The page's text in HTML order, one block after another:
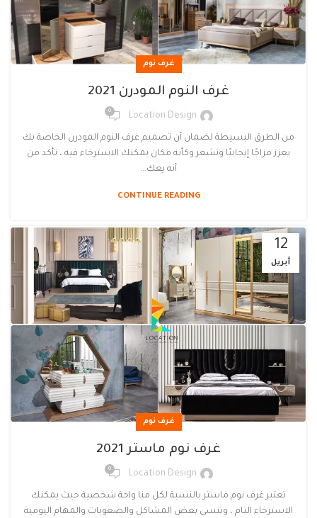
غرف نوم
غرف النوم المودرن 2021
Location Design
0
من الطرق البسيطة لضمان أن تصميم غرف النوم المودرن الخاصة بك
يعزز مزاجًا إيجابيًا وتشعر وكأنه مكان يمكنك الاسترخاء فيه ، تأكد من
أنه يعك...
CONTINUE READING
12
أبريل
غرف نوم
غرف نوم ماستر 2021
Location Design
0
تعتبر غرف نوم ماستر بالنسبة لكل منا واحة شخصية حيث يمكنك
الاسترخاء التام ، وتنسى بعض المشاكل والصعوبات والمهام اليومية